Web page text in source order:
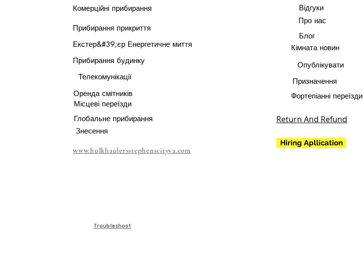
Комерційні прибирання
Прибирання прикриття
Екстер&#39;єр Енергетичне миття
Прибирання будинку
Телекомунікації
Оренда смітників
Місцеві переїзди
Глобальне прибирання
Знесення
www.hulkhaulersstephenscityva.com
Відгуки
Про нас
Блог
Кімната новин
Опублікувати
Призначення
Фортепіанні переїзди
Return And Refund
Hiring Apllication
Troubleshoot